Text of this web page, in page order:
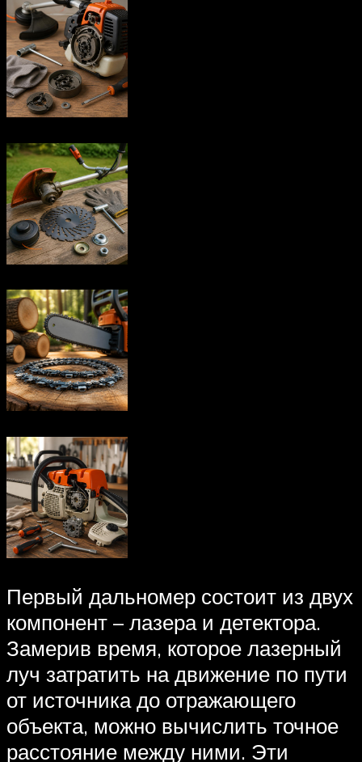
Первый дальномер состоит из двух
компонент – лазера и детектора.
Замерив время, которое лазерный
луч затратить на движение по пути
от источника до отражающего
объекта, можно вычислить точное
расстояние между ними. Эти